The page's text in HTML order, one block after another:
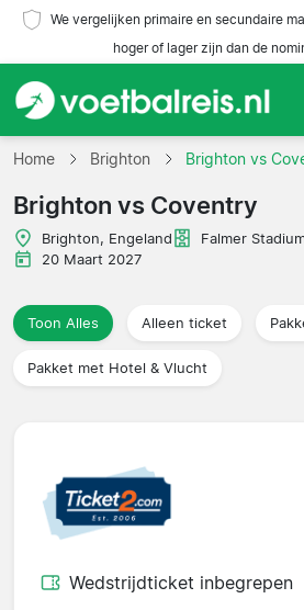
We vergelijken primaire en secundaire
hoger of lager zijn dan de
Home
Teams
Competities
Reisorganisaties
Home Brighton Brighton vs
Brighton vs Coventry
Brighton, Engeland Falmer
20 Maart 2027
Toon Alles Alleen ticket
Pakket met Hotel & Vlucht
Wedstrijdticket inbegrepen